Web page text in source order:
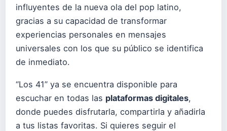
influyentes de la nueva ola del pop latino,
gracias a su capacidad de transformar
experiencias personales en mensajes
universales con los que su público se identifica
de inmediato.
“Los 41” ya se encuentra disponible para
escuchar en todas las plataformas digitales,
donde puedes disfrutarla, compartirla y añadirla
a tus listas favoritas. Si quieres seguir el